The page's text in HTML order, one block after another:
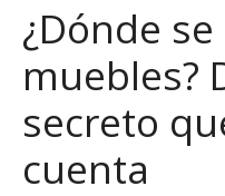
¿Dónde
muebles?
secreto
cuenta